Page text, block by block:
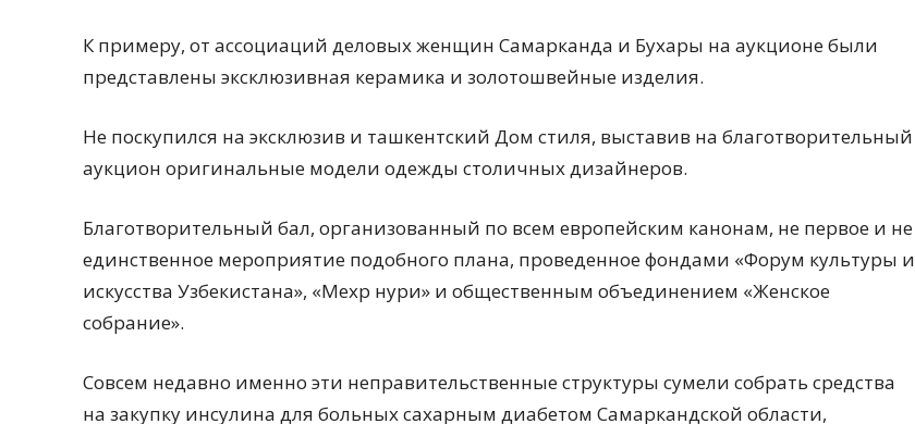
К примеру, от ассоциаций деловых женщин Самарканда и Бухары на аукционе были
представлены эксклюзивная керамика и золотошвейные изделия.
Не поскупился на эксклюзив и ташкентский Дом стиля, выставив на благотворительный
аукцион оригинальные модели одежды столичных дизайнеров.
Благотворительный бал, организованный по всем европейским канонам, не первое и не
единственное мероприятие подобного плана, проведенное фондами «Форум культуры и
искусства Узбекистана», «Мехр нури» и общественным объединением «Женское
собрание».
Совсем недавно именно эти неправительственные структуры сумели собрать средства
на закупку инсулина для больных сахарным диабетом Самаркандской области,